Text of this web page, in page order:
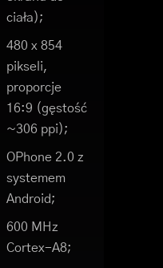
ciała);
480 x 854
pikseli,
proporcje
16:9 (gęstość
~306 ppi);
OPhone 2.0 z
systemem
Android;
600 MHz
Cortex-A8;